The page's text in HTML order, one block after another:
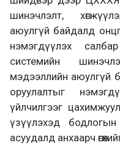
шинэчлэлт,
аюулгүй байдалд
нэмэгдүүлэх
системийн
мэдээллийн аюулгүй
оруулалтыг
үйлчилгээг
үзүүлэхэд
асуудалд анхаарч